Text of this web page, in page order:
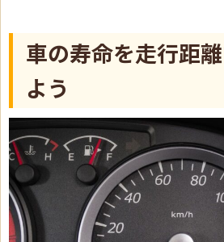
車の寿命を走行距
よう